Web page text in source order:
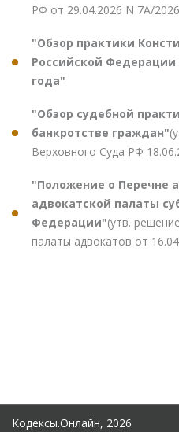
РФ от 29.04.2026 N 7А/
"Обзор практики
Российской Федерации
года"
"Обзор судебной
банкротстве граждан"
Верховного Суда РФ
"Положение о Перечне
адвокатской палаты
Федерации"(утв.
палаты адвокатов от
Кодексы.Онлайн, 2026